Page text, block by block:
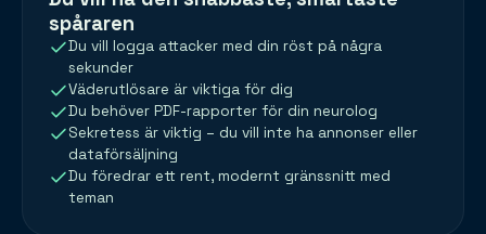
spåraren
Du vill logga attacker med din röst på några
sekunder
Väderutlösare är viktiga för dig
Du behöver PDF-rapporter för din neurolog
Sekretess är viktig – du vill inte ha annonser eller
dataförsäljning
Du föredrar ett rent, modernt gränssnitt med
teman